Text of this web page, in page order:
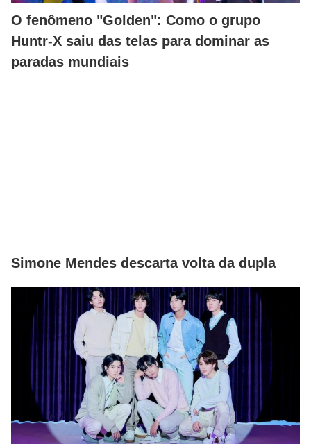
O fenômeno "Golden": Como o grupo
Huntr-X saiu das telas para dominar as
paradas mundiais
Simone Mendes descarta volta da dupla